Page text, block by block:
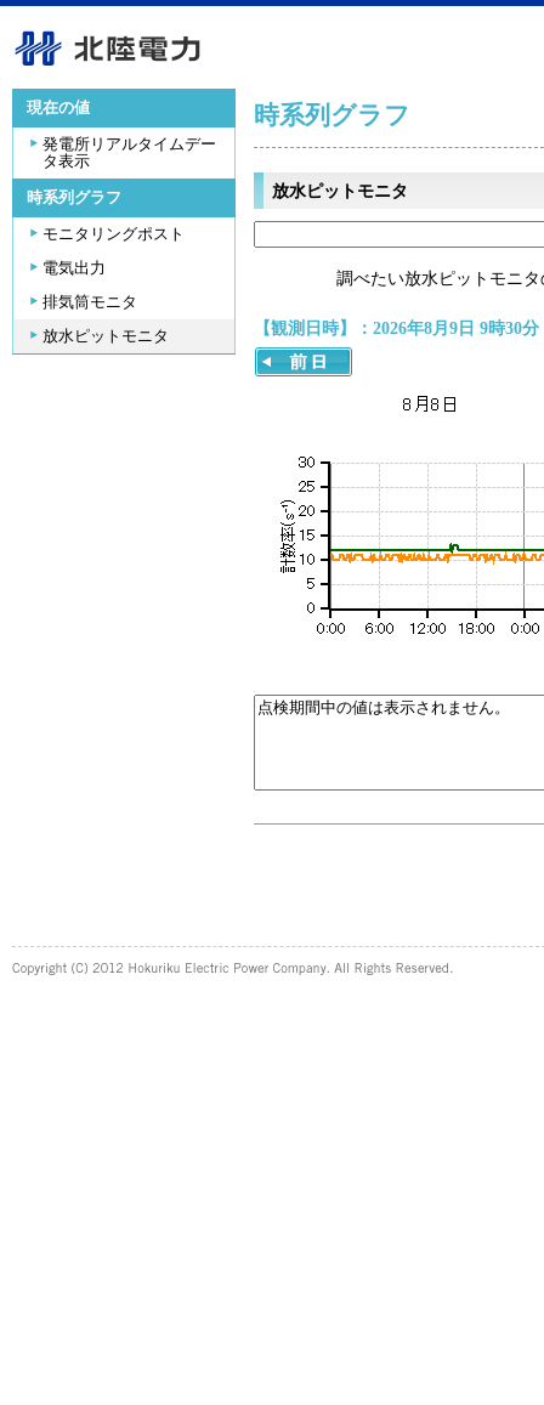
現在の値
発電所リアルタイムデー
タ表示
時系列グラフ
モニタリングポスト
電気出力
排気筒モニタ
放水ピットモニタ
時系列グラフ
放水ピットモニタ
調べたい放水ピットモニ
【観測日時】：2026年8月9日 9時30分